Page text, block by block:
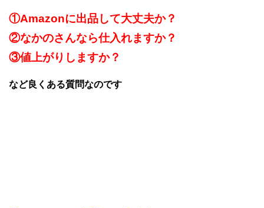
①Amazonに出品して大丈夫か？
②なかのさんなら仕入れますか？
③値上がりしますか？
など良くある質問なのです